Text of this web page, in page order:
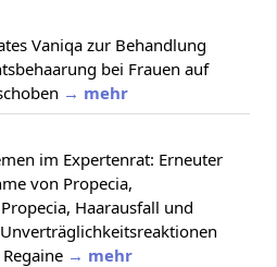
Vaniqa zur Behandlung
bei Frauen auf
→ mehr
im Expertenrat: Erneuter
von Propecia,
Haarausfall und
→ mehr